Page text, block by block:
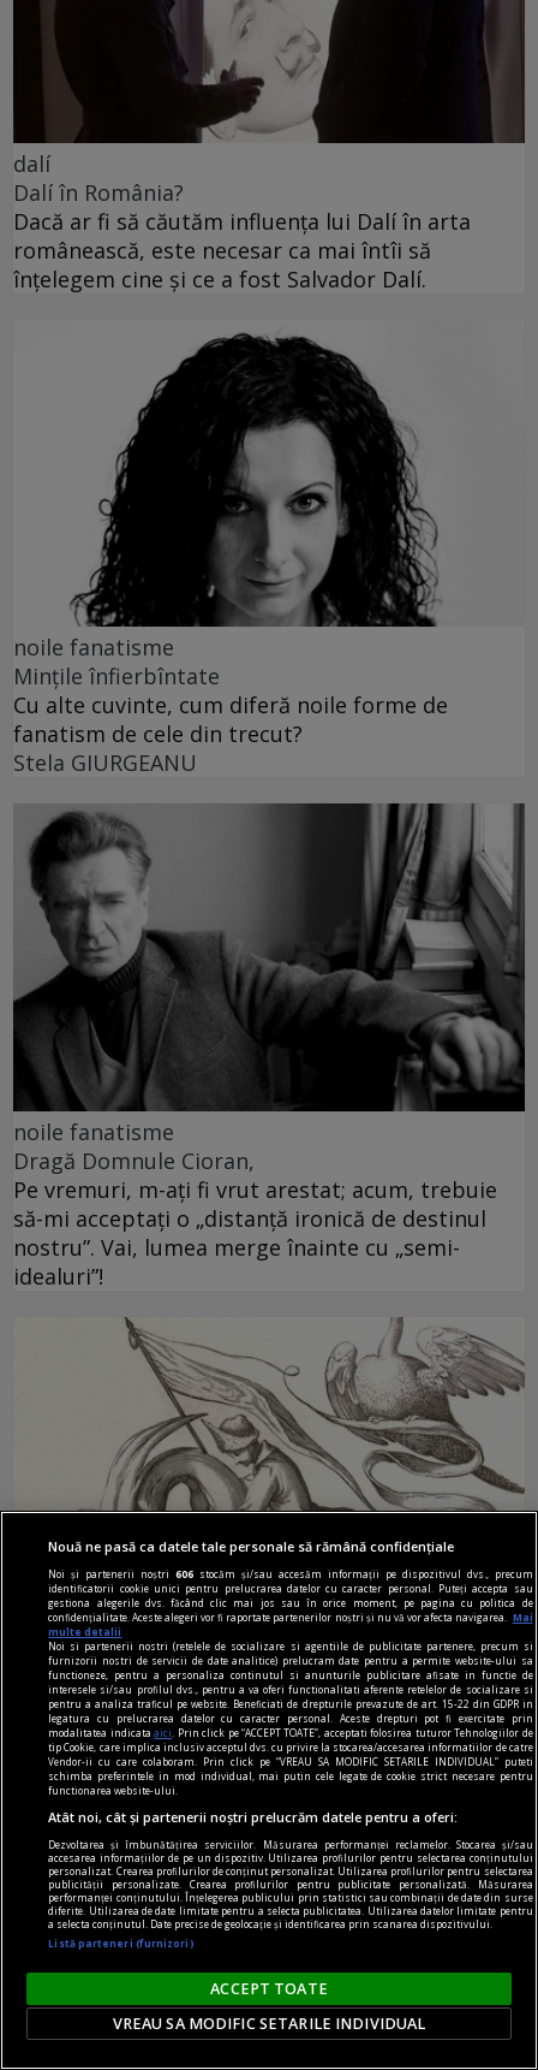
dalí
Dalí în România?
Dacă ar fi să căutăm influența lui Dalí în arta
românească, este necesar ca mai întîi să
înțelegem cine și ce a fost Salvador Dalí.
noile fanatisme
Mințile înfierbîntate
Cu alte cuvinte, cum diferă noile forme de
fanatism de cele din trecut?
Stela GIURGEANU
noile fanatisme
Dragă Domnule Cioran,
Pe vremuri, m-ați fi vrut arestat; acum, trebuie
să-mi acceptați o „distanță ironică de destinul
nostru”. Vai, lumea merge înainte cu „semi-
idealuri”!
noile fanatisme
„Rezistența acerbă a tuturor partidelor de a se
popula cu membri educați: cea mai nocivă formă
de fanatism românesc” interviu cu jurnalistul
Cătălin PRISACARIU, cofondator Defapt.ro
Asta e o întrebare care are foarte multe
variabile: locul, perioada, online, offline, vîrsta,
educația și tot așa.
Parteneri
Nouă ne pasă ca datele tale personale să rămână confidențiale
Noi și partenerii noștri606 stocăm și/sau accesăm informații pe dispozitivul dvs., precum
identificatorii cookie unici pentru prelucrarea datelor cu caracter personal. Puteți accepta sau
gestiona alegerile dvs. făcând clic mai jos sau în orice moment, pe pagina cu politica de
confidențialitate. Aceste alegeri vor fi raportate partenerilor noștri și nu vă vor afecta navigarea.
Mai
multe detalii
Noi si partenerii nostri (retelele de socializare si agentiile de publicitate partenere, precum si
furnizorii nostri de servicii de date analitice) prelucram date pentru a permite website-ului sa
functioneze, pentru a personaliza continutul si anunturile publicitare afisate in functie de
interesele si/sau profilul dvs., pentru a va oferi functionalitati aferente retelelor de socializare si
pentru a analiza traficul pe website. Beneficiati de drepturile prevazute de art. 15-22 din GDPR in
legatura cu prelucrarea datelor cu caracter personal. Aceste drepturi pot fi exercitate prin
modalitatea indicataaici
. Prin click pe “ACCEPT TOATE”, acceptati folosirea tuturor Tehnologiilor de
tip Cookie, care implica inclusiv acceptul dvs. cu privire la stocarea/accesarea informatiilor de catre
Vendor-ii cu care colaboram. Prin click pe “VREAU SA MODIFIC SETARILE INDIVIDUAL” puteti
schimba preferintele in mod individual, mai putin cele legate de cookie strict necesare pentru
functionarea website-ului.
Atât noi, cât și partenerii noștri prelucrăm datele pentru a oferi:
Dezvoltarea și îmbunătățirea serviciilor. Măsurarea performanței reclamelor. Stocarea și/sau
accesarea informațiilor de pe un dispozitiv. Utilizarea profilurilor pentru selectarea conținutului
personalizat. Crearea profilurilor de conținut personalizat. Utilizarea profilurilor pentru selectarea
publicității personalizate. Crearea profilurilor pentru publicitate personalizată. Măsurarea
performanței conținutului. Înțelegerea publicului prin statistici sau combinații de date din surse
diferite. Utilizarea de date limitate pentru a selecta publicitatea. Utilizarea datelor limitate pentru
a selecta conținutul. Date precise de geolocație și identificarea prin scanarea dispozitivului.
Listă parteneri (furnizori)
ACCEPT TOATE
VREAU SA MODIFIC SETARILE INDIVIDUAL